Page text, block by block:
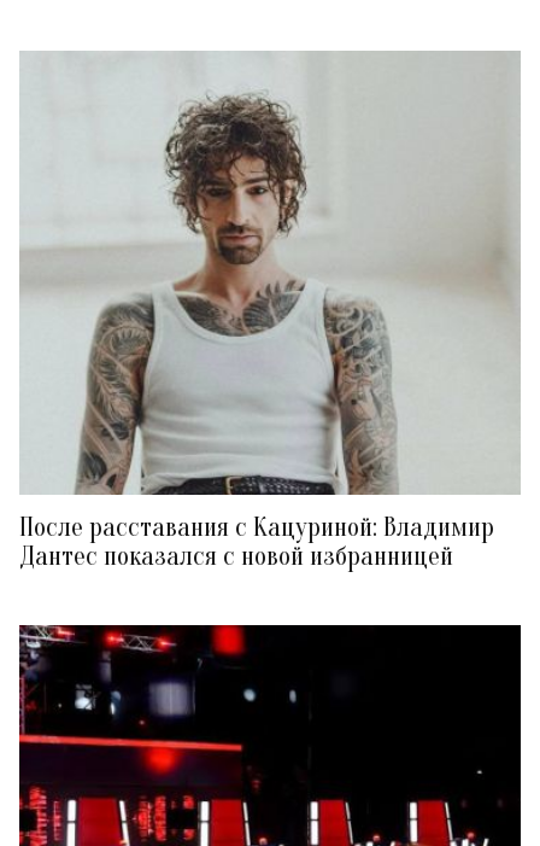
После расставания с Кацуриной: Владимир
Дантес показался с новой избранницей